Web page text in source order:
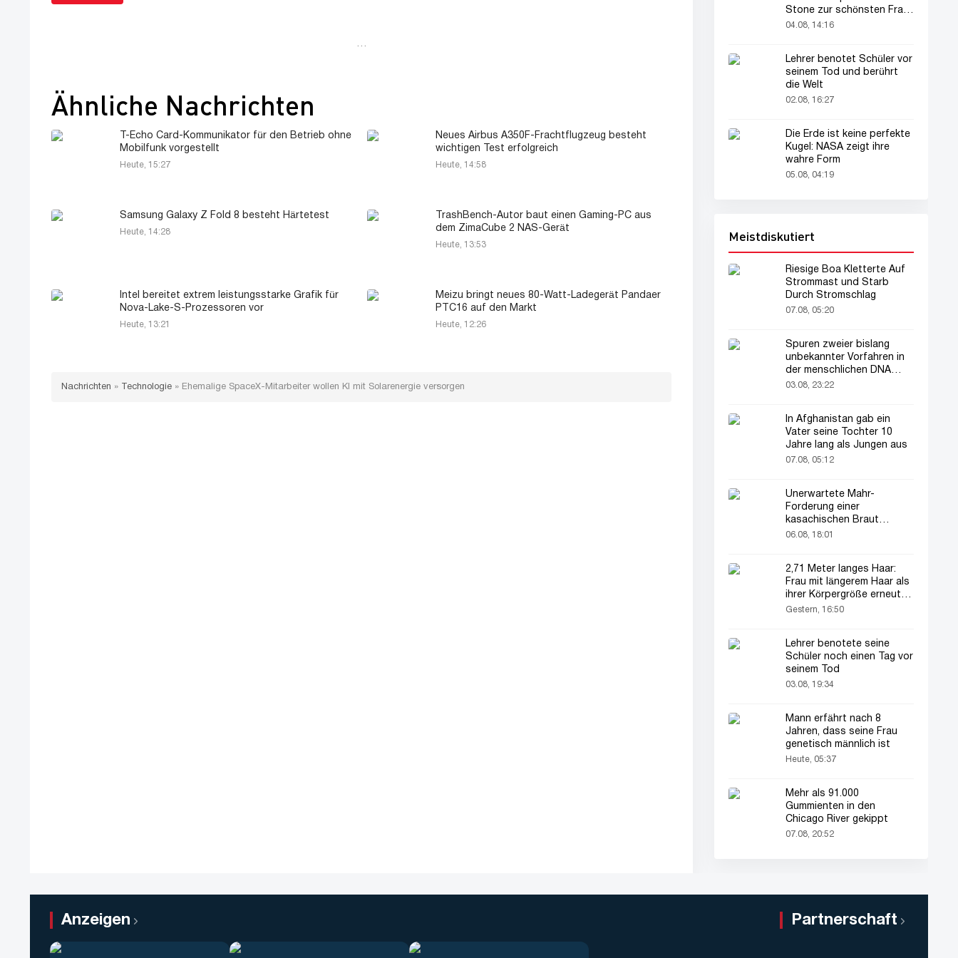
…
Ähnliche Nachrichten
T-Echo Card-Kommunikator für den Betrieb ohne
Mobilfunk vorgestellt
Heute, 15:27
Neues Airbus A350F-Frachtflugzeug besteht
wichtigen Test erfolgreich
Heute, 14:58
Samsung Galaxy Z Fold 8 besteht Härtetest
Heute, 14:28
TrashBench-Autor baut einen Gaming-PC aus
dem ZimaCube 2 NAS-Gerät
Heute, 13:53
Intel bereitet extrem leistungsstarke Grafik für
Nova-Lake-S-Prozessoren vor
Heute, 13:21
Meizu bringt neues 80-Watt-Ladegerät Pandaer
PTC16 auf den Markt
Heute, 12:26
Nachrichten » Technologie » Ehemalige SpaceX-Mitarbeiter wollen KI mit Solarenergie versorgen
Stone zur schönsten Frau
der Welt gekürt
04.08, 14:16
Lehrer benotet Schüler vor
seinem Tod und berührt
die Welt
02.08, 16:27
Die Erde ist keine perfekte
Kugel: NASA zeigt ihre
wahre Form
05.08, 04:19
Meistdiskutiert
Riesige Boa Kletterte Auf
Strommast und Starb
Durch Stromschlag
07.08, 05:20
Spuren zweier bislang
unbekannter Vorfahren in
der menschlichen DNA
entdeckt
03.08, 23:22
In Afghanistan gab ein
Vater seine Tochter 10
Jahre lang als Jungen aus
07.08, 05:12
Unerwartete Mahr-
Forderung einer
kasachischen Braut
verblüfft alle
06.08, 18:01
2,71 Meter langes Haar:
Frau mit längerem Haar als
ihrer Körpergröße erneut im
Rampenlicht
Gestern, 16:50
Lehrer benotete seine
Schüler noch einen Tag vor
seinem Tod
03.08, 19:34
Mann erfährt nach 8
Jahren, dass seine Frau
genetisch männlich ist
Heute, 05:37
Mehr als 91.000
Gummienten in den
Chicago River gekippt
07.08, 20:52
Anzeigen Partnerschaft